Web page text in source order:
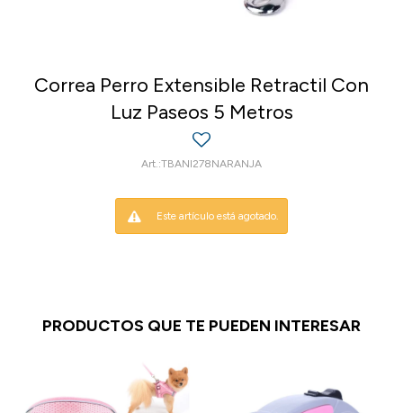
Correa Perro Extensible Retractil Con
Luz Paseos 5 Metros
TBANI278NARANJA
Este artículo está agotado.
PRODUCTOS QUE TE PUEDEN INTERESAR